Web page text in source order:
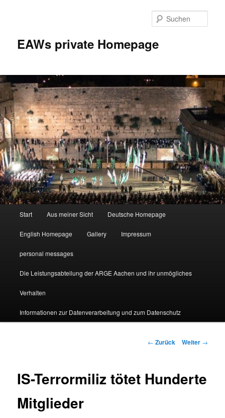
EAWs private Homepage
Start Aus meiner Sicht Deutsche Homepage
English Homepage Gallery Impressum
personal messages
Die Leistungsabteilung der ARGE Aachen und ihr unmögliches
Verhalten
Informationen zur Datenverarbeitung und zum Datenschutz
Beitragsnavigation
← Zurück Weiter →
IS-Terrormiliz tötet Hunderte
Mitglieder